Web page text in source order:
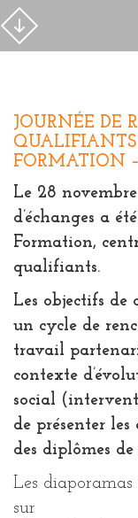
JOURNÉE DE
QUALIFIANTS
FORMATION
Le 28
d’échanges a
Formation,
qualifiants.
Les objectifs de
un cycle de
travail
contexte
social
de présenter
des diplômes
Les diaporamas
sur